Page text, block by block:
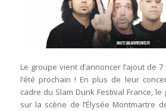
Le groupe vient d’annoncer l’ajout de
l’été prochain ! En plus de leur
cadre du Slam Dunk Festival France,
sur la scène de l’Élysée Montmartre